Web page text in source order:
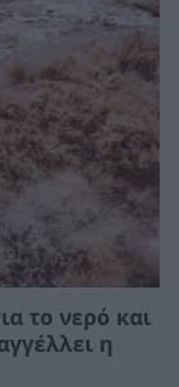
το νερό και
η